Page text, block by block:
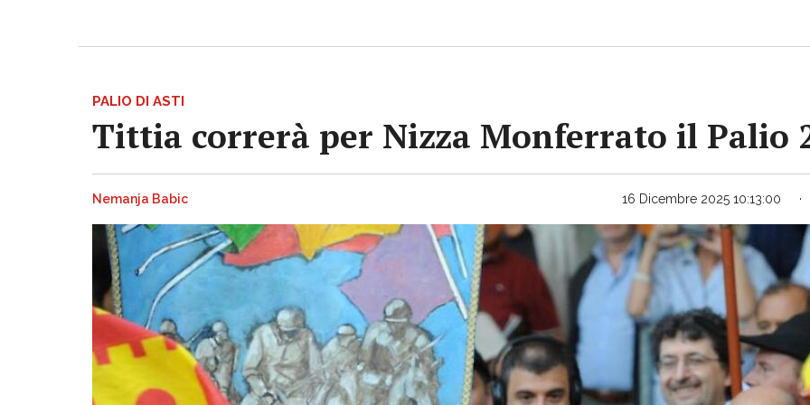
PALIO DI ASTI
Tittia correrà per Nizza Monferrato il Palio
Nemanja Babic 16 Dicembre 2025 10:13:00